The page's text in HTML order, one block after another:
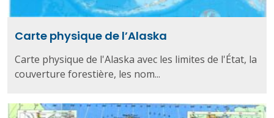
Carte physique de l’Alaska
Carte physique de l'Alaska avec les limites de l'État, la
couverture forestière, les nom...